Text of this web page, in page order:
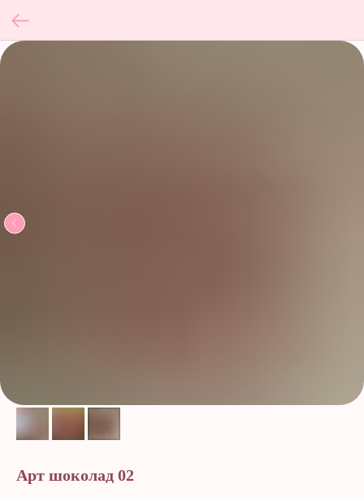
Арт шоколад 02